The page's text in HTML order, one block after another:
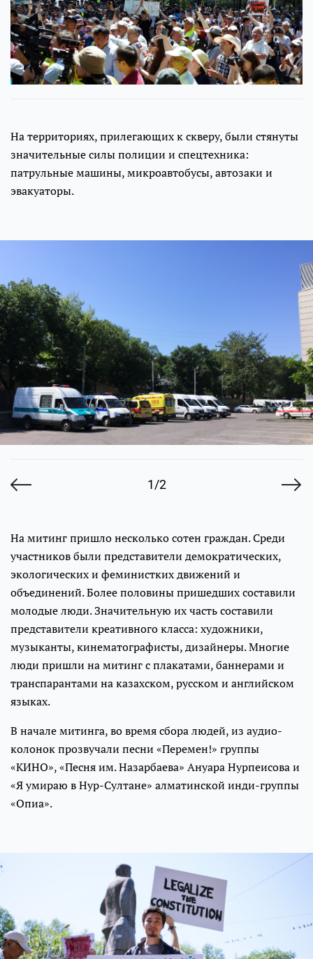
На территориях, прилегающих к скверу, были стянуты
значительные силы полиции и спецтехника:
патрульные машины, микроавтобусы, автозаки и
эвакуаторы.
1/2
На митинг пришло несколько сотен граждан. Среди
участников были представители демократических,
экологических и феминистких движений и
объединений. Более половины пришедших составили
молодые люди. Значительную их часть составили
представители креативного класса: художники,
музыканты, кинематографисты, дизайнеры. Многие
люди пришли на митинг с плакатами, баннерами и
транспарантами на казахском, русском и английском
языках.
В начале митинга, во время сбора людей, из аудио-
колонок прозвучали песни «Перемен!» группы
«КИНО», «Песня им. Назарбаева» Ануара Нурпеисова и
«Я умираю в Нур-Султане» алматинской инди-группы
«Опиа».